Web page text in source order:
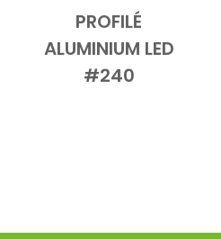
Add to CartVue d'ensemble
PROFILÉ
ALUMINIUM LED
#240